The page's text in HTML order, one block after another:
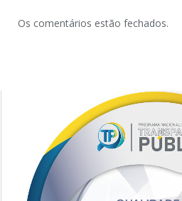
Os comentários estão fechados.